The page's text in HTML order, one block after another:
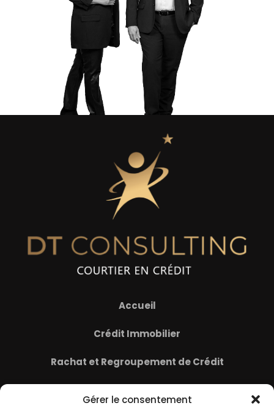
Gérer le consentement
Accueil
Crédit Immobilier
Rachat et Regroupement de Crédit